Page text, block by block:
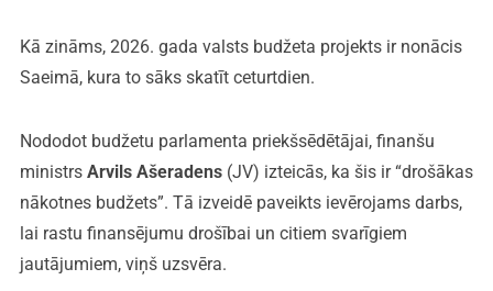
Kā zināms, 2026. gada valsts budžeta projekts ir nonācis
Saeimā, kura to sāks skatīt ceturtdien.
Nododot budžetu parlamenta priekšsēdētājai, finanšu
ministrs Arvils Ašeradens(JV) izteicās, ka šis ir “drošākas
nākotnes budžets”. Tā izveidē paveikts ievērojams darbs,
lai rastu finansējumu drošībai un citiem svarīgiem
jautājumiem, viņš uzsvēra.